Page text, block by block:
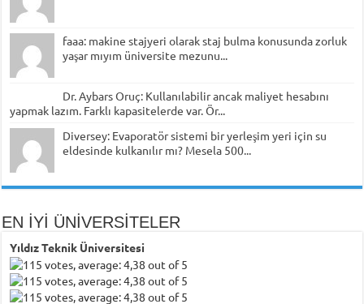
faaa: makine stajyeri olarak staj bulma konusunda zorluk
yaşar mıyım üniversite mezunu...
Dr. Aybars Oruç: Kullanılabilir ancak maliyet hesabını
yapmak lazım. Farklı kapasitelerde var. Ör...
Diversey: Evaporatör sistemi bir yerleşim yeri için su
eldesinde kulkanılır mı? Mesela 500...
EN İYİ ÜNİVERSİTELER
Yıldız Teknik Üniversitesi